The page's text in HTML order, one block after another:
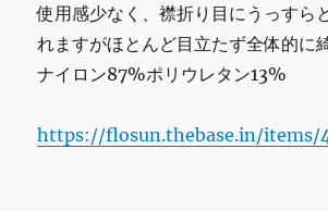
時
か
ら
ま
使用感少なく、襟折り目にうっすら
れますがほとんど目立たず全体的に
ナイロン87%ポリウレタン13%
https://flosun.thebase.in/items/